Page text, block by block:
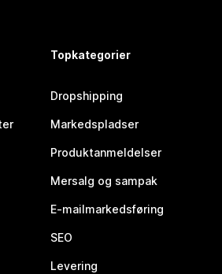
Topkategorier
Dropshipping
Markedspladser
Produktanmeldelser
Mersalg og sampak
E-mailmarkedsføring
SEO
Levering